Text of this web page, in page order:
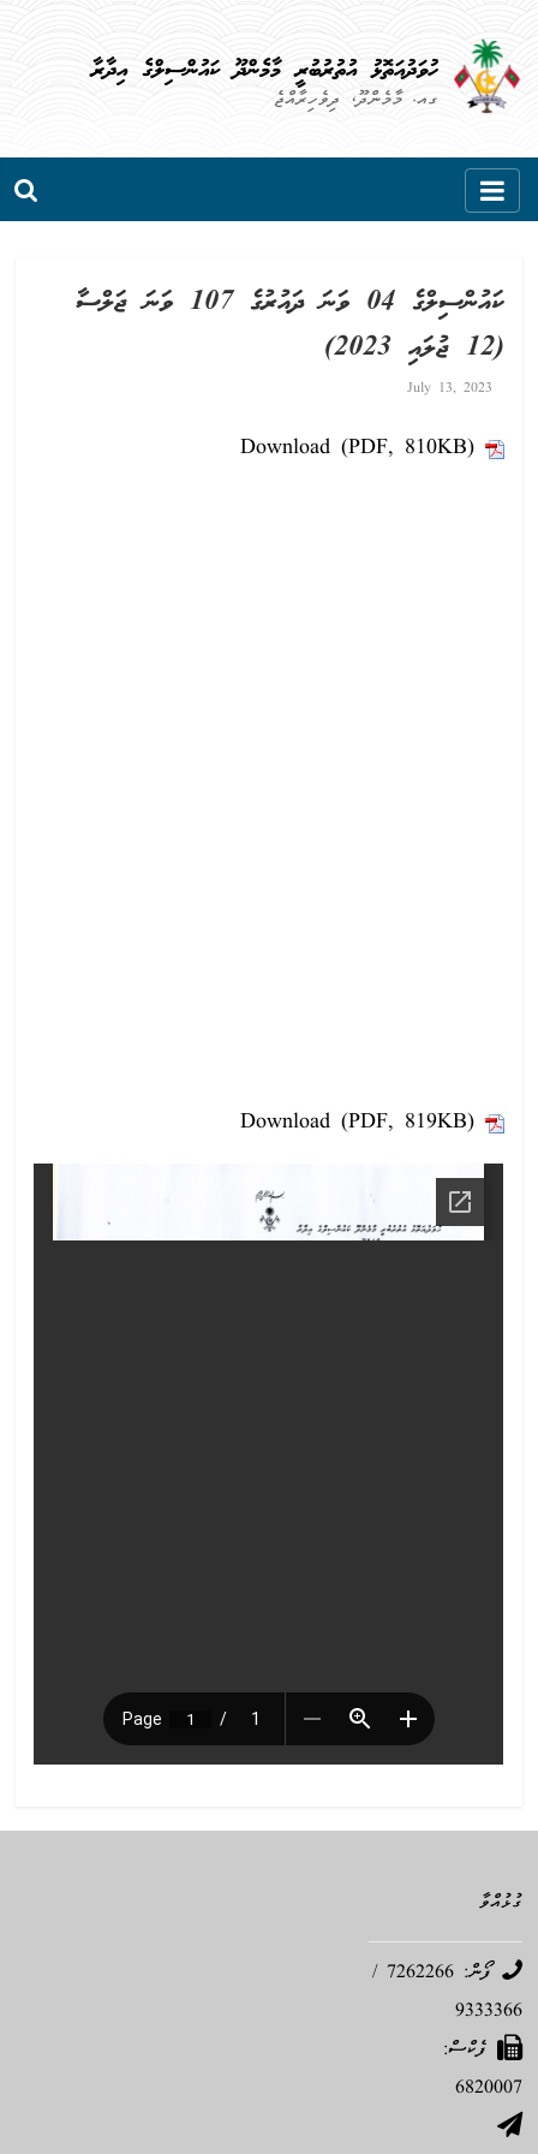
Skip
ހުވަދުއަތޮޅު އުތުރުބުރީ މާމެންދޫ ކައުންސިލްގެ އިދާރާ
ގއ. މާމެންދޫ، ދިވެހިރާއްޖެ
ކައުންސިލްގެ 04 ވަނަ ދައުރުގެ 107 ވަނަ ޖަލްސާ
(12 ޖުލައި 2023)
July 13, 2023
Download (PDF, 810KB)
Download (PDF, 819KB)
ގުޅުއްވާ
ފޯން: 7262266 /
9333366
ފެކްސް:
6820007